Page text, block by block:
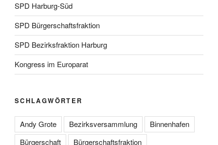
SPD Harburg-Süd
SPD Bürgerschaftsfraktion
SPD Bezirksfraktion Harburg
Kongress im Europarat
SCHLAGWÖRTER
Andy Grote Bezirksversammlung
Binnenhafen
Bürgerschaft
Bürgerschaftsfraktion